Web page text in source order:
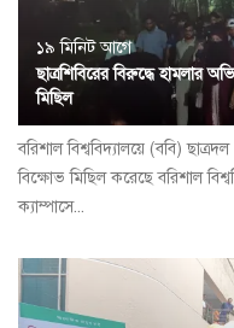
১৯ মিনিট আগে
ছাত্রশিবিরের বিরুদ্ধে হামলার
মিছিল
বরিশাল বিশ্ববিদ্যালয়ে (ববি)
বিক্ষোভ মিছিল করেছে বরিশাল
ক্যাম্পাসে...